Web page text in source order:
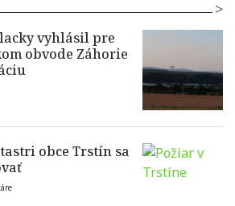
vyhlásil pre
obvode Záhorie
obce Trstín sa